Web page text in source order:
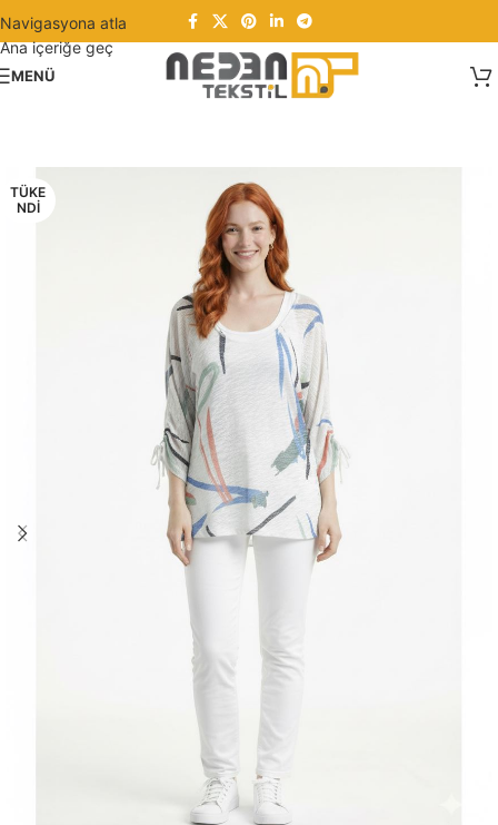
Navigasyona atla
Ana içeriğe geç
MENÜ
TÜKE
NDI